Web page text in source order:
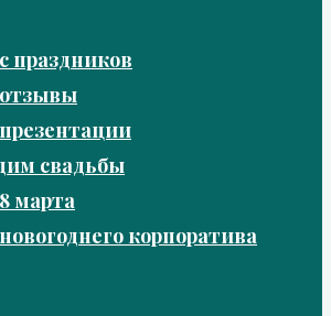
праздников
свадьбы
марта
корпоратива